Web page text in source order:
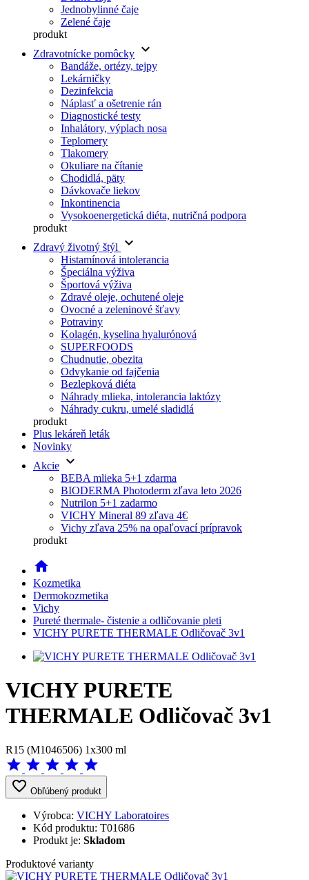
Jednobylinné čaje
Zelené čaje
produkt
Zdravotnícke pomôcky keyboard_arrow_down
Bandáže, ortézy, tejpy
Lekárničky
Dezinfekcia
Náplasť a ošetrenie rán
Diagnostické testy
Inhalátory, výplach nosa
Teplomery
Tlakomery
Okuliare na čítanie
Chodidlá, päty
Dávkovače liekov
Inkontinencia
Vysokoenergetická diéta, nutričná podpora
produkt
Zdravý životný štýl
keyboard_arrow_down
Histamínová intolerancia
Špeciálna výživa
Športová výživa
Zdravé oleje, ochutené oleje
Ovocné a zeleninové šťavy
Potraviny
Kolagén, kyselina hyalurónová
SUPERFOODS
Chudnutie, obezita
Odvykanie od fajčenia
Bezlepková diéta
Náhrady mlieka, intolerancia laktózy
Náhrady cukru, umelé sladidlá
produkt
Plus lekáreň leták
Novinky
Akcie keyboard_arrow_down
BEBA mlieka 5+1 zdarma
BIODERMA Photoderm zľava leto 2026
Nutrilon 5+1 zadarmo
VICHY Mineral 89 zľava 4€
Vichy zľava 25% na opaľovací prípravok
produkt
home
Kozmetika
Dermokozmetika
Vichy
Pureté thermale- čistenie a odličovanie pleti
VICHY PURETE THERMALE Odličovač 3v1
VICHY PURETE
THERMALE Odličovač 3v1
R15 (M1046506) 1x300 ml
star star star star star
favorite_border Obľúbený produkt
Výrobca: VICHY Laboratoires
Kód produktu: T01686
Produkt je: Skladom
Produktové varianty